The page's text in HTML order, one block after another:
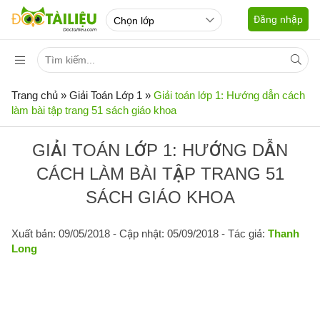
Đăng nhập
Trang chủ » Giải Toán Lớp 1 » Giải toán lớp 1: Hướng dẫn cách
làm bài tập trang 51 sách giáo khoa
GIẢI TOÁN LỚP 1: HƯỚNG DẪN
CÁCH LÀM BÀI TẬP TRANG 51
SÁCH GIÁO KHOA
Xuất bản: 09/05/2018 - Cập nhật: 05/09/2018 - Tác giả: Thanh
Long